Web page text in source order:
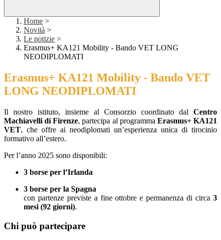
Home >
Novità >
Le notizie >
Erasmus+ KA121 Mobility - Bando VET LONG
NEODIPLOMATI
Erasmus+ KA121 Mobility - Bando VET
LONG NEODIPLOMATI
Il nostro istituto, insieme al Consorzio coordinato dal Centro
Machiavelli di Firenze, partecipa al programma Erasmus+ KA121
VET, che offre ai neodiplomati un’esperienza unica di tirocinio
formativo all’estero.
Per l’anno 2025 sono disponibili:
3 borse per l’Irlanda
3 borse per la Spagna
con partenze previste a fine ottobre e permanenza di circa 3
mesi (92 giorni).
Chi può partecipare